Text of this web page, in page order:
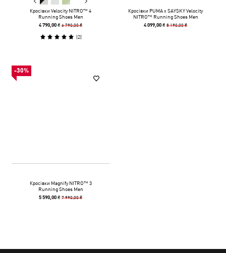
Кросівки Velocity NITRO™ 4
Running Shoes Men
4 790,00 ₴6 790,00 ₴
(2)
Кросівки PUMA x SAYSKY Velocity
NITRO™ Running Shoes Men
4 099,00 ₴8 190,00 ₴
-30%
Кросівки Magnify NITRO™ 3
Running Shoes Men
5 590,00 ₴7 990,00 ₴